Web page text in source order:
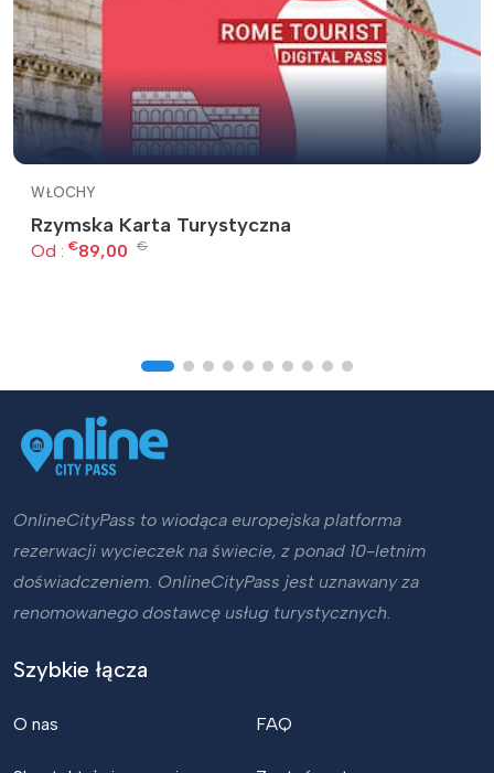
WŁOCHY
Rzymska Karta Turystyczna
Od : €89,00 €
OnlineCityPass to wiodąca europejska platforma
rezerwacji wycieczek na świecie, z ponad 10-letnim
doświadczeniem. OnlineCityPass jest uznawany za
renomowanego dostawcę usług turystycznych.
Szybkie łącza
O nas FAQ